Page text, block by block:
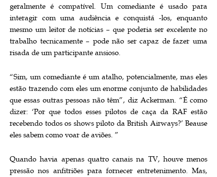
geralmente é compatível. Um comediante é usado para
interagir com uma audiência e conquistá -los, enquanto
mesmo um leitor de notícias – que poderia ser excelente no
trabalho tecnicamente – pode não ser capaz de fazer uma
risada de um participante ansioso.
“Sim, um comediante é um atalho, potencialmente, mas eles
estão trazendo com eles um enorme conjunto de habilidades
que essas outras pessoas não têm”, diz Ackerman. “É como
dizer: ‘Por que todos esses pilotos de caça da RAF estão
recebendo todos os shows piloto da British Airways?’ Beause
eles sabem como voar de aviões. ”
Quando havia apenas quatro canais na TV, houve menos
pressão nos anfitriões para fornecer entretenimento. Mas,